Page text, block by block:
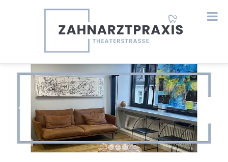
Previous